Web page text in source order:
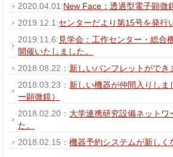
2020.04.01:New Face：透過型電子顕微
2019.12.1:センターだより第15号を発行
2019.11.6: 見学会：工作センター・総合
開催いたしました。
2018.08.22： 新しいパンフレットができ
2018.03.23： 新しい機器が仲間入りし
ー顕微鏡）
2018.02.20： 大学連携研究設備ネットワ
た。
2018.02.15：機器予約システムが新しく